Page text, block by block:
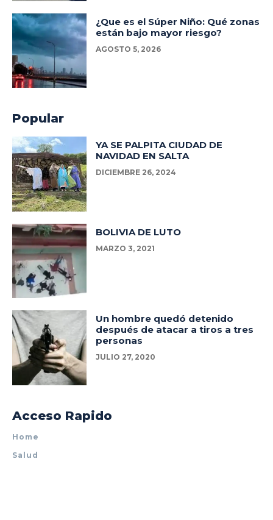
¿Que es el Súper Niño: Qué zonas
están bajo mayor riesgo?
AGOSTO 5, 2026
Popular
YA SE PALPITA CIUDAD DE
NAVIDAD EN SALTA
DICIEMBRE 26, 2024
BOLIVIA DE LUTO
MARZO 3, 2021
Un hombre quedó detenido
después de atacar a tiros a tres
personas
JULIO 27, 2020
Acceso Rapido
Home
Salud